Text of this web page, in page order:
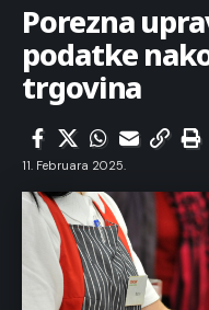
Porezna
podatke
trgovina
11. Februara 2025.